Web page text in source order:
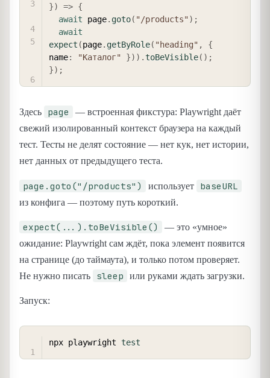
}) => {
await page. goto( "/products") ;
await
expect (page. getByRole( "heading" ,
{
name: "Каталог" }) ) .toBeVisible( ) ;
}) ;
Здесь page
— встроенная фикстура: Playwright даёт
свежий изолированный контекст браузера на каждый
тест. Тесты не делят состояние — нет кук, нет истории,
нет данных от предыдущего теста.
page.goto("/products") использует baseURL
из конфига — поэтому путь короткий.
expect(...).toBeVisible()
— это «умное»
ожидание: Playwright сам ждёт, пока элемент появится
на странице (до таймаута), и только потом проверяет.
Не нужно писать
sleep или руками ждать загрузки.
Запуск:
npx playwright test